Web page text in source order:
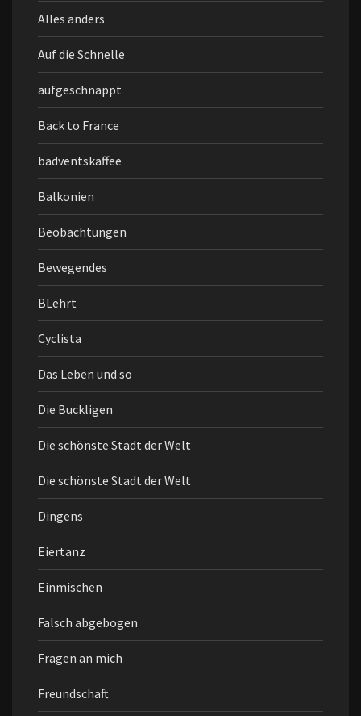
Alles anders
Auf die Schnelle
aufgeschnappt
Back to France
badventskaffee
Balkonien
Beobachtungen
Bewegendes
BLehrt
Cyclista
Das Leben und so
Die Buckligen
Die schönste Stadt der Welt
Die schönste Stadt der Welt
Dingens
Eiertanz
Einmischen
Falsch abgebogen
Fragen an mich
Freundschaft